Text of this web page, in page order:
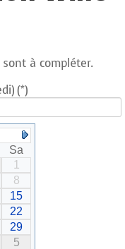
à compléter.
(*)
Sa
1
8
15
22
29
5